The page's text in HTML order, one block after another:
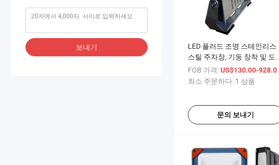
보내기
LED 플러드 조명 스테인리스
스틸 주차장, 기둥 장착 및 도
조명용 최고의 LED 플러드 라
이트 EU 내구성 조명 - 500W
FOB 가격:US$130.00-928.00
최소 주문하다: 1 상품
문의 보내기